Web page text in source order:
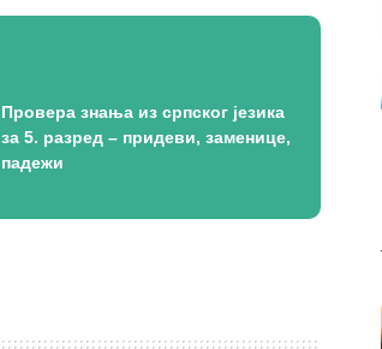
Провера знања из српског језика
за 5. разред – придеви, заменице,
падежи